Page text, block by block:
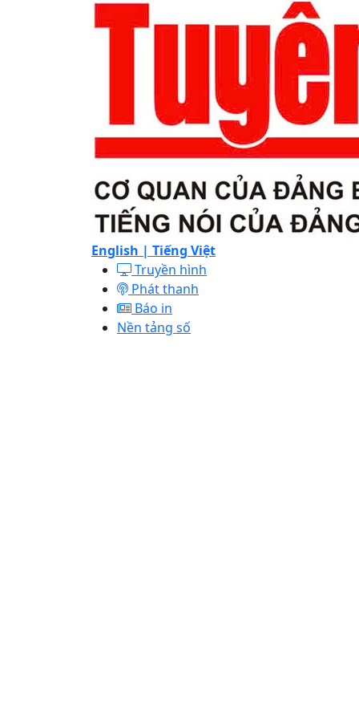
English | Tiếng Việt
Truyền hình
Phát thanh
Báo in
Nền tảng số